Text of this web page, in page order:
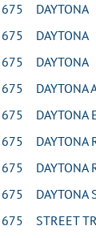
DAYTONA
DAYTONA
DAYTONA
DAYTONA
DAYTONA
DAYTONA
DAYTONA
DAYTONA
STREET